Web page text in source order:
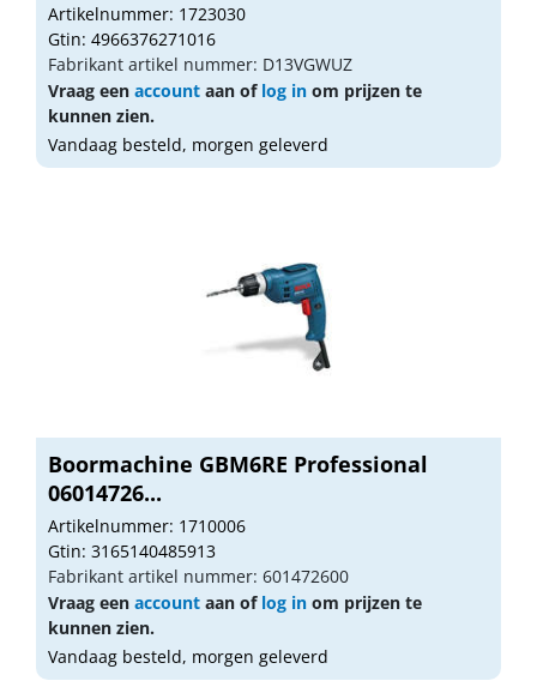
Artikelnummer: 1723030
Gtin: 4966376271016
Fabrikant artikel nummer: D13VGWUZ
Vraag een account aan of log in om prijzen te
kunnen zien.
Vandaag besteld, morgen geleverd
Boormachine GBM6RE Professional
06014726...
Artikelnummer: 1710006
Gtin: 3165140485913
Fabrikant artikel nummer: 601472600
Vraag een account aan of log in om prijzen te
kunnen zien.
Vandaag besteld, morgen geleverd